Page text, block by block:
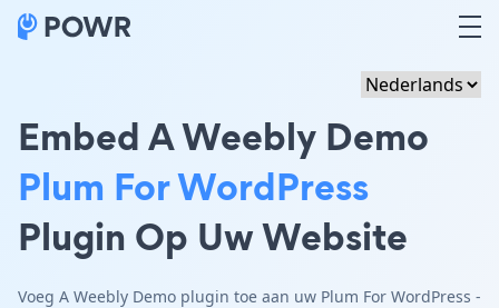
Embed A Weebly Demo
Plum For WordPress
Plugin Op Uw Website
Voeg A Weebly Demo plugin toe aan uw Plum For WordPress -